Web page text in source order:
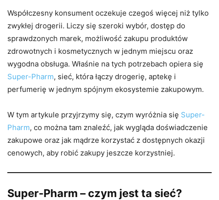
Współczesny konsument oczekuje czegoś więcej niż tylko
zwykłej drogerii. Liczy się szeroki wybór, dostęp do
sprawdzonych marek, możliwość zakupu produktów
zdrowotnych i kosmetycznych w jednym miejscu oraz
wygodna obsługa. Właśnie na tych potrzebach opiera się
Super-Pharm, sieć, która łączy drogerię, aptekę i
perfumerię w jednym spójnym ekosystemie zakupowym.
W tym artykule przyjrzymy się, czym wyróżnia się Super-
Pharm, co można tam znaleźć, jak wygląda doświadczenie
zakupowe oraz jak mądrze korzystać z dostępnych okazji
cenowych, aby robić zakupy jeszcze korzystniej.
Super-Pharm – czym jest ta sieć?